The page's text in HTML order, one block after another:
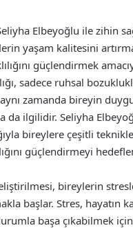
Elbeyoğlu ile zihin
yaşam kalitesini
güçlendirmek
sadece ruhsal
zamanda bireyin
da ilgilidir. Seliyha
bireylere çeşitli
güçlendirmeyi
bireylerin
başlar. Stres, hayatın
başa çıkabilmek için